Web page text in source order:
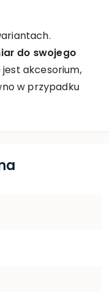
do swojego
jest akcesorium,
w przypadku